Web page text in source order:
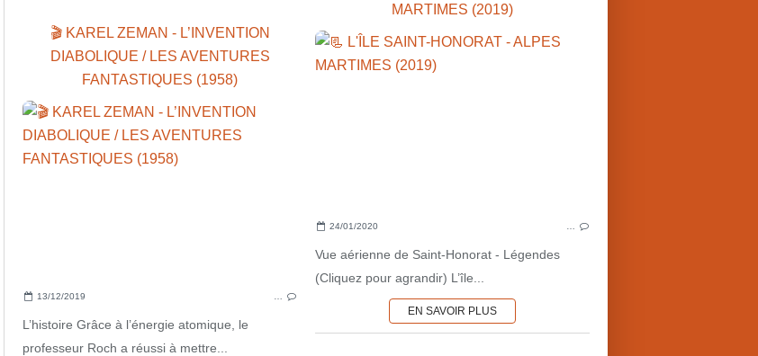
MARTIMES (2019)
24/01/2020
Vue aérienne de Saint-Honorat - Légendes
(Cliquez pour agrandir) L’île...
EN SAVOIR PLUS
🎬 KAREL ZEMAN - L’INVENTION
DIABOLIQUE / LES AVENTURES
FANTASTIQUES (1958)
JULES VERNE (FR)
GEORGES MÉLIÈS (FR)
♥ COUP DE COEUR
13/12/2019
L’histoire Grâce à l’énergie atomique, le
professeur Roch a réussi à mettre...